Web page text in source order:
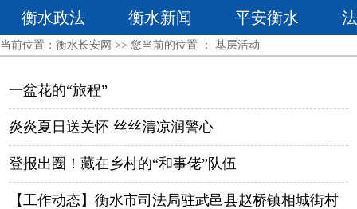
衡水政法 衡水新闻 平安衡水
当前位置： 衡水长安网 >> 您当前的位置 ： 基层活动
一盆花的“旅程”
炎炎夏日送关怀 丝丝清凉润警心
登报出圈！藏在乡村的“和事佬”队伍
【工作动态】衡水市司法局驻武邑县赵桥镇相城街村